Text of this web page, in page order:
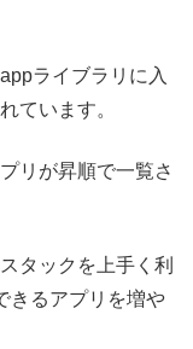
ライブラリに入
ています。
リが昇順で一覧さ
タックを上手く利
きるアプリを増や